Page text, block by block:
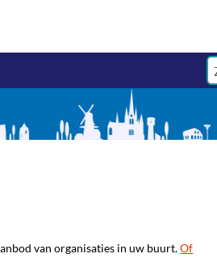
van organisaties in uw buurt.Of